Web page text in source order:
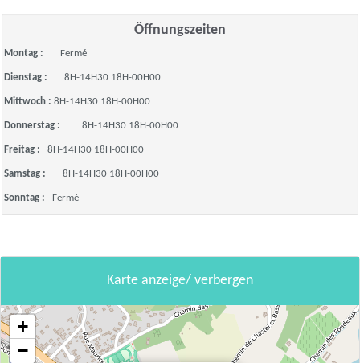
Öffnungszeiten
Montag : Fermé
Dienstag : 8H-14H30 18H-00H00
Mittwoch : 8H-14H30 18H-00H00
Donnerstag : 8H-14H30 18H-00H00
Freitag : 8H-14H30 18H-00H00
Samstag : 8H-14H30 18H-00H00
Sonntag : Fermé
Karte anzeige/ verbergen
+
−